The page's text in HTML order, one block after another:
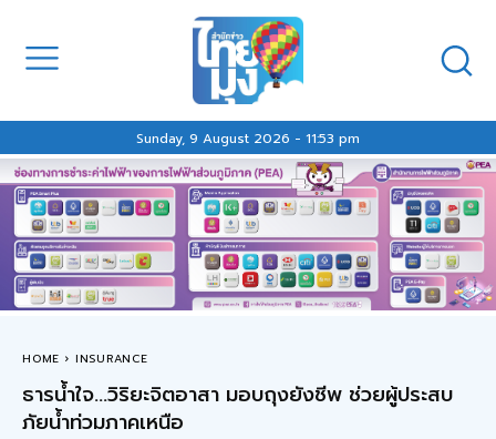
Sunday, 9 August 2026 - 11:53 pm
HOME INSURANCE
ธารน้ำใจ…วิริยะจิตอาสา มอบถุงยังชีพ ช่วยผู้ประสบ
ภัยน้ำท่วมภาคเหนือ